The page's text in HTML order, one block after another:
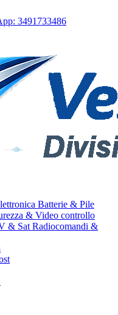
3491733486
Batterie & Pile
& Video controllo
& Sat Radiocomandi &